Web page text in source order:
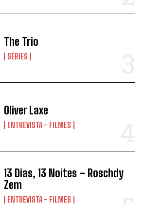
The Trio
SÉRIES
Oliver Laxe
ENTREVISTA - FILMES
13 Dias, 13 Noites – Roschdy
Zem
ENTREVISTA - FILMES